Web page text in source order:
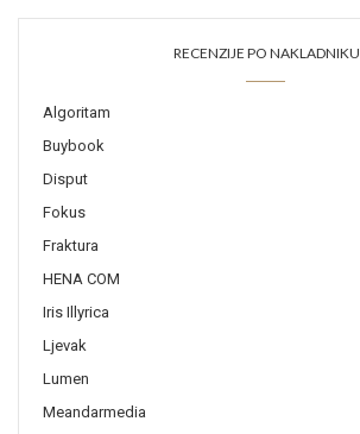
RECENZIJE PO NAKLADNIKU
Algoritam
Buybook
Disput
Fokus
Fraktura
HENA COM
Iris Illyrica
Ljevak
Lumen
Meandarmedia